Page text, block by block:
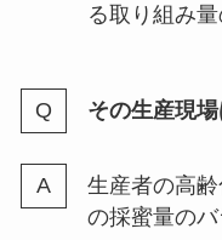
る取り組み量
その生産現
生産者の高
の採蜜量のバ